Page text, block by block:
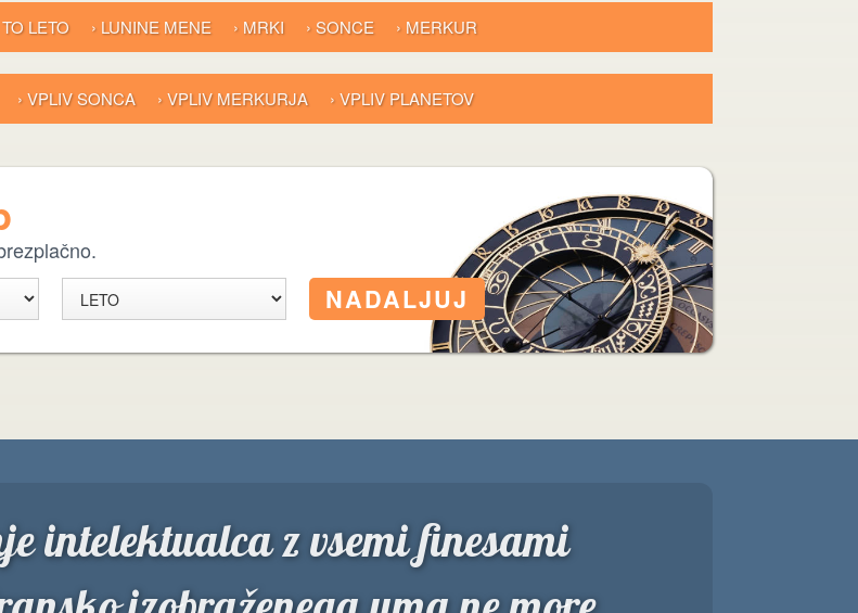
TO LETO › LUNINE MENE › MRKI › SONCE › MERKUR
› VPLIV SONCA › VPLIV MERKURJA › VPLIV PLANETOV
intelektualca z vsemi finesami